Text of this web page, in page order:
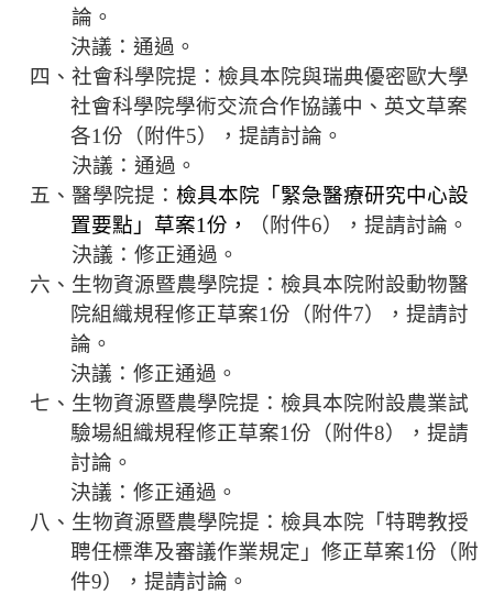
綜
紀
尋
務
動
論。
決議：通過。
四、社會科學院提：檢具本院與瑞典優密歐大學
社會科學院學術交流合作協議中、英文草案
各1份 （附件5）
，提請討論。
決議：通過。
五、醫學院提： 檢具本院「緊急醫療研究中心設
置要點」草案1份， （附件6）
，提請討論。
決議：修正通過。
六、生物資源暨農學院提：檢具本院附設動物醫
院組織規程修正草案1份 （附件7） ， 提請討
論。
決議：修正通過。
七、生物資源暨農學院提：檢具本院附設農業試
驗場組織規程修正草案1份（附件8） ， 提請
討論。
決議：修正通過。
八、生物資源暨農學院提：檢具本院「特聘教授
聘任標準及審議作業規定」修正草案1份（附
件9） ， 提請討論。